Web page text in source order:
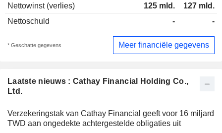
Laatste nieuws : Cathay Financial Holding Co.,
Ltd.
Verzekeringstak van Cathay Financial geeft voor 16 miljard
TWD aan ongedekte achtergestelde obligaties uit
Nettowinst (verlies)
125 mld.
127 mld.
Nettoschuld
- -
* Geschatte gegevens Meer financiële gegevens